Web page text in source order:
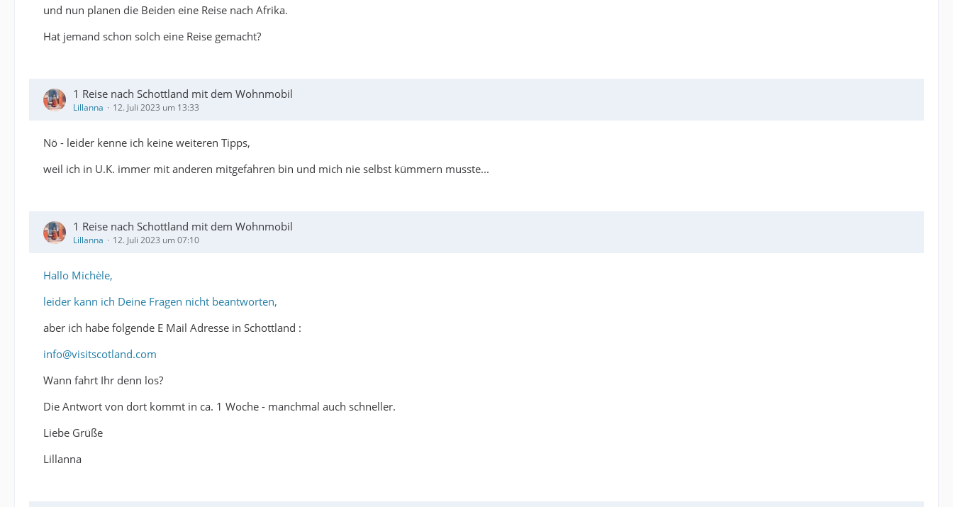
und nun planen die Beiden eine Reise nach Afrika.
Hat jemand schon solch eine Reise gemacht?
1 Reise nach Schottland mit dem Wohnmobil
Lillanna 12. Juli 2023 um 13:33
Nö - leider kenne ich keine weiteren Tipps,
weil ich in U.K. immer mit anderen mitgefahren bin und mich nie selbst kümmern musste...
1 Reise nach Schottland mit dem Wohnmobil
Lillanna 12. Juli 2023 um 07:10
Hallo Michèle,
leider kann ich Deine Fragen nicht beantworten,
aber ich habe folgende E Mail Adresse in Schottland :
info@visitscotland.com
Wann fahrt Ihr denn los?
Die Antwort von dort kommt in ca. 1 Woche - manchmal auch schneller.
Liebe Grüße
Lillanna